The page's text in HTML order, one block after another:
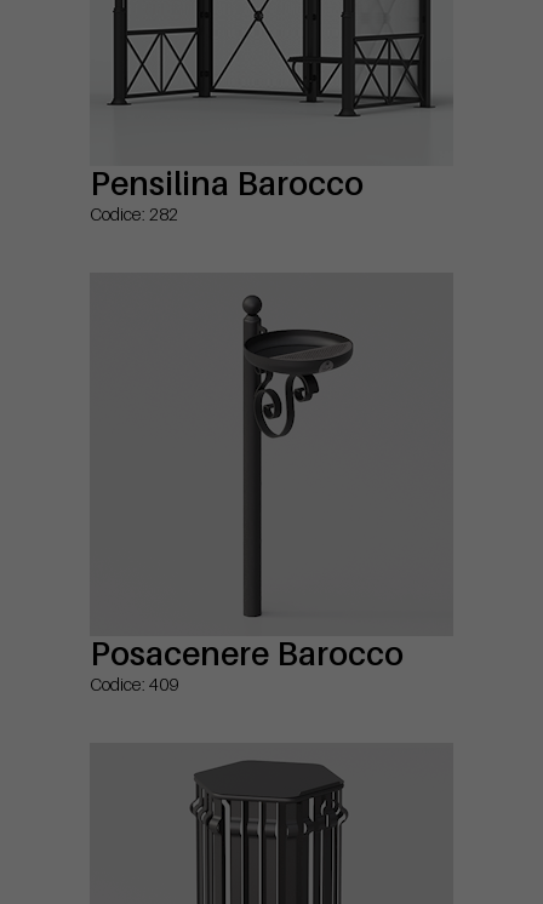
Pensilina Barocco
Codice: 282
Posacenere Barocco
Codice: 409